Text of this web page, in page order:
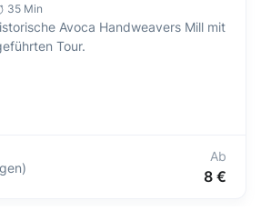
35 Min
Avoca Handweavers Mill mit
Tour.
Ab
8 €